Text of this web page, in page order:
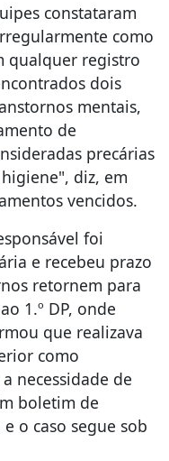
constataram
como
qualquer registro
dois
mentais,
de
precárias
diz, em
vencidos.
foi
e recebeu prazo
retornem para
1.º DP, onde
que realizava
como
necessidade de
boletim de
o caso segue sob